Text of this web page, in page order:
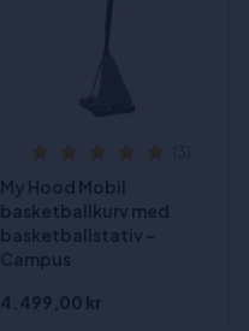
My Hood Mobil
basketballkurv med
basketballstativ -
Campus
4.499,00 kr